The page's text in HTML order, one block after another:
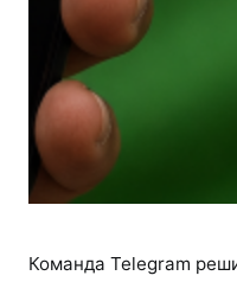
Команда Telegram